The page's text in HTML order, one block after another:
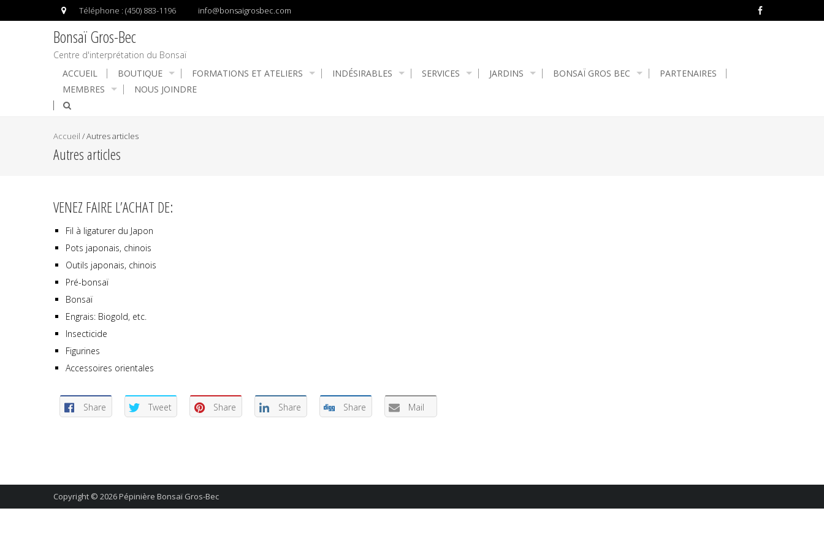
Téléphone : (450) 883-1196 info@bonsaigrosbec.com
Bonsaï Gros-Bec
Centre d'interprétation du Bonsaï
ACCUEIL
BOUTIQUE FORMATIONS ET ATELIERS INDÉSIRABLES SERVICES JARDINS BONSAÏ GROS BEC
PARTENAIRES
MEMBRES
NOUS JOINDRE
Accueil /Autres articles
Autres articles
VENEZ FAIRE L’ACHAT DE:
Fil à ligaturer du Japon
Pots japonais, chinois
Outils japonais, chinois
Pré-bonsaï
Bonsaï
Engrais: Biogold, etc.
Insecticide
Figurines
Accessoires orientales
Share Tweet Share Share Share Mail
Copyright © 2026Pépinière Bonsaï Gros-Bec